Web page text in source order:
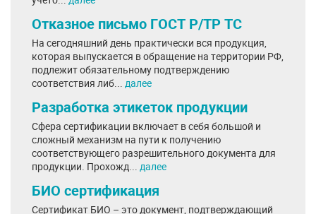
Отказное письмо ГОСТ Р/ТР ТС
На сегодняшний день практически вся продукция,
которая выпускается в обращение на территории РФ,
подлежит обязательному подтверждению
соответствия либ... далее
Разработка этикеток продукции
Сфера сертификации включает в себя большой и
сложный механизм на пути к получению
соответствующего разрешительного документа для
продукции. Прохожд... далее
БИО сертификация
Сертификат БИО – это документ, подтверждающий